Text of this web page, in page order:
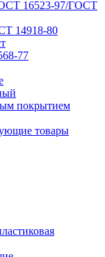
16523-97/ГОСТ
14918-80
77
покрытием
товары